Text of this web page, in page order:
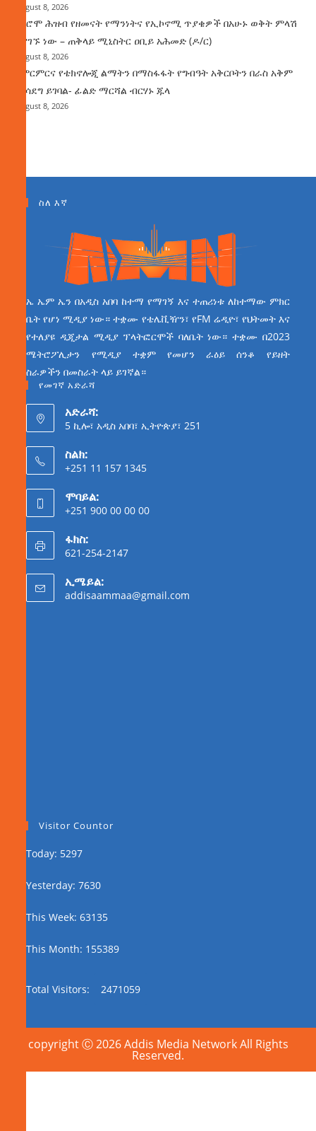
August 8, 2026
የኦሮሞ ሕዝብ የዘመናት የማንነትና የኢኮኖሚ ጥያቄዎች በአሁኑ ወቅት ምላሽ
እያገኙ ነው – ጠቅላይ ሚኒስትር ዐቢይ አሕመድ (ዶ/ር)
August 8, 2026
የምርምርና የቴክኖሎጂ ልማትን በማስፋፋት የግብዓት አቅርቦትን በራስ አቅም
ማሳደግ ይገባል- ፊልድ ማርሻል ብርሃኑ ጁላ
August 8, 2026
ስለ እኛ
ኤ ኤም ኤን በአዲስ አበባ ከተማ የማገኝ እና ተጠሪነቱ ለከተማው ምክር
ቤት የሆነ ሚዲያ ነው። ተቋሙ የቴሌቪዥን፣ የFM ሬዲዮ፣ የህትመት እና
የተለያዩ ዲጂታል ሚዲያ ፕላትፎርሞች ባለቤት ነው። ተቋሙ በ2023
ሜትሮፖሊታን የሚዲያ ተቋም የመሆን ራዕይ ሰንቆ የይዘት
ስራዎችን በመስራት ላይ ይገኛል።
የመገኛ አድራሻ
አድራሻ:
5 ኪሎ፣ አዲስ አበባ፣ ኢትዮጵያ፣ 251
ስልክ:
+251 11 157 1345
ሞባይል:
+251 900 00 00 00
ፋክስ:
621-254-2147
ኢሜይል:
addisaammaa@gmail.com
Visitor Countor
Today: 5297
Yesterday: 7630
This Week: 63135
This Month: 155389
Total Visitors: 2471059
copyright Ⓒ 2026 Addis Media Network All Rights
Reserved.